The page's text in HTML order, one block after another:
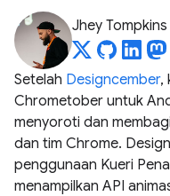
Jhey Tompkins
Setelah Designcember,
Chrometober untuk
menyoroti dan
dan tim Chrome.
penggunaan Kueri
menampilkan API